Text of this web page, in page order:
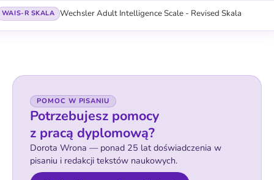
WAIS-R SKALA Wechsler Adult Intelligence Scale - Revised Skala
POMOC W PISANIU
Potrzebujesz pomocy
z pracą dyplomową?
Dorota Wrona — ponad 25 lat doświadczenia w
pisaniu i redakcji tekstów naukowych.